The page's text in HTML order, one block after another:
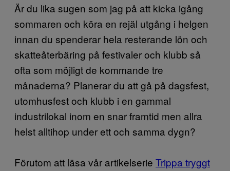
Är du lika sugen som jag på att kicka igång
sommaren och köra en rejäl utgång i helgen
innan du spenderar hela resterande lön och
skatteåterbäring på festivaler och klubb så
ofta som möjligt de kommande tre
månaderna? Planerar du att gå på dagsfest,
utomhusfest och klubb i en gammal
industrilokal inom en snar framtid men allra
helst alltihop under ett och samma dygn?
Förutom att läsa vår artikelserie Trippa tryggt